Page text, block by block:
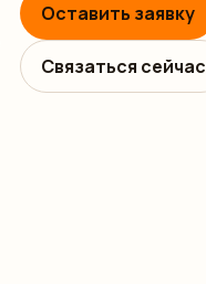
Оставить заявку
Связаться сейчас